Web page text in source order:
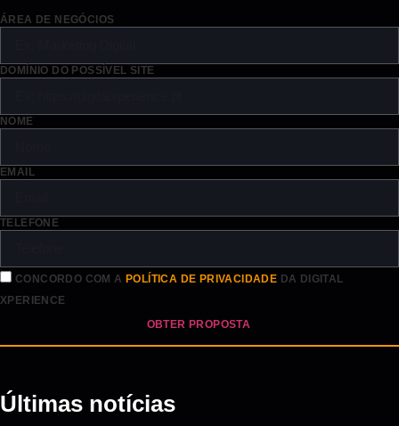
ÁREA DE NEGÓCIOS
DOMÍNIO DO POSSÍVEL SITE
NOME
EMAIL
TELEFONE
CONCORDO COM A POLÍTICA DE PRIVACIDADE DA DIGITAL
XPERIENCE
OBTER PROPOSTA
Últimas notícias